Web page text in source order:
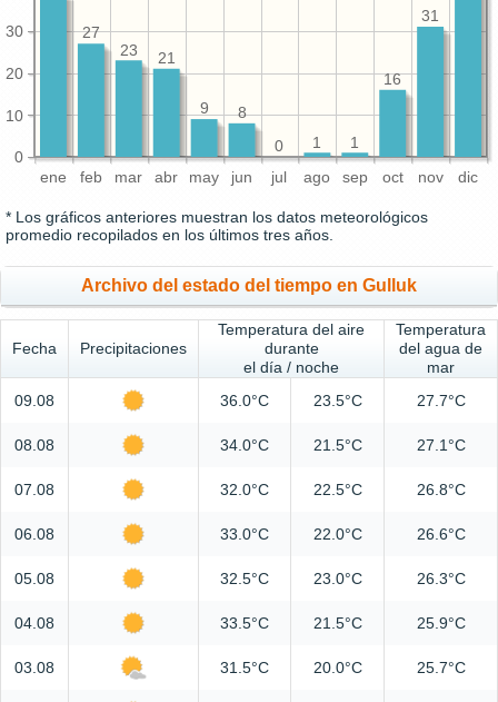
ene feb mar abr may jun jul ago sep oct nov dic
0
10
20
30
31
16
1
1
0
8
9
21
23
27
* Los gráficos anteriores muestran los datos meteorológicos
promedio recopilados en los últimos tres años.
Archivo del estado del tiempo en Gulluk
Fecha Precipitaciones
Temperatura del aire
durante
el día / noche
Temperatura
del agua de
mar
09.08
36.0°C 23.5°C 27.7°C
08.08 34.0°C 21.5°C 27.1°C
07.08 32.0°C 22.5°C 26.8°C
06.08 33.0°C 22.0°C 26.6°C
05.08 32.5°C 23.0°C 26.3°C
04.08 33.5°C 21.5°C 25.9°C
03.08 31.5°C 20.0°C 25.7°C